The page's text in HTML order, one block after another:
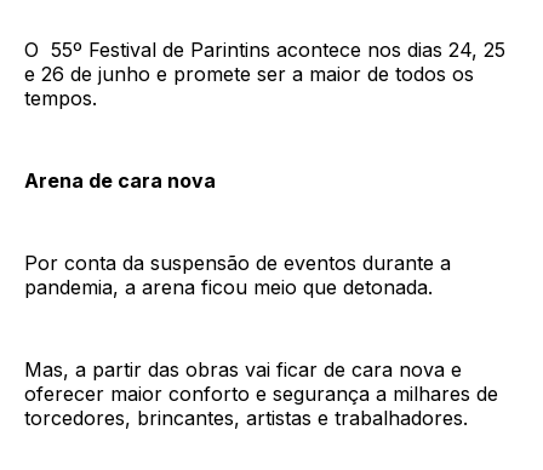
O 55º Festival de Parintins acontece nos dias 24, 25
e 26 de junho e promete ser a maior de todos os
tempos.
Arena de cara nova
Por conta da suspensão de eventos durante a
pandemia, a arena ficou meio que detonada.
Mas, a partir das obras vai ficar de cara nova e
oferecer maior conforto e segurança a milhares de
torcedores, brincantes, artistas e trabalhadores.